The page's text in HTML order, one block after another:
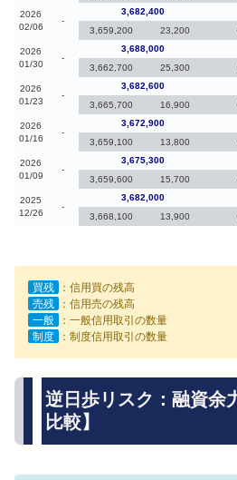
2026
02/06
-
3,682,400
3,659,200
23,200
2026
01/30
-
3,688,000
3,662,700
25,300
2026
01/23
-
3,682,600
3,665,700
16,900
2026
01/16
-
3,672,900
3,659,100
13,800
2026
01/09
-
3,675,300
3,659,600
15,700
2025
12/26
-
3,682,000
3,668,100
13,900
買残
：信用買の残高
売残
：信用売の残高
一般
：一般信用取引の数量
制度
：制度信用取引の数量
逆日歩リスク：融資余
比較】